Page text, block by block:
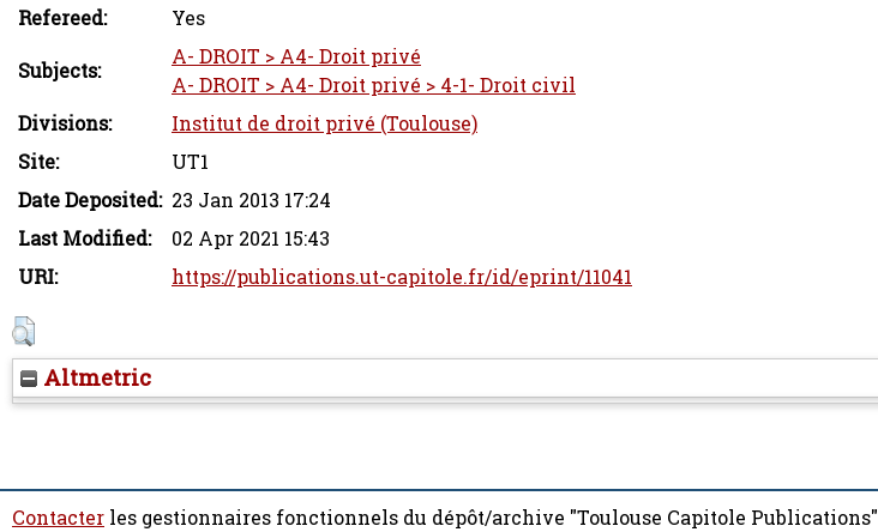
Refereed:
Yes
Subjects:
A- DROIT > A4- Droit privé
A- DROIT > A4- Droit privé > 4-1- Droit civil
Divisions:
Institut de droit privé (Toulouse)
Site:
UT1
Date Deposited: 23 Jan 2013 17:24
Last Modified:
02 Apr 2021 15:43
URI:
https://publications.ut-capitole.fr/id/eprint/11041
Altmetric
Contacter les gestionnaires fonctionnels du dépôt/archive "Toulouse Capitole Publications"